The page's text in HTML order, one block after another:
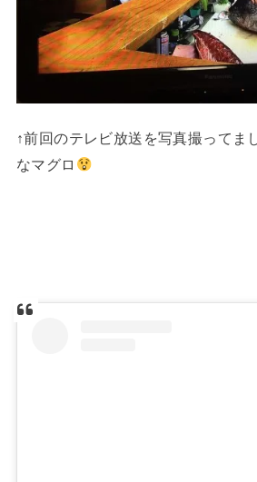
↑前回のテレビ放送を写真撮ってま
なマグロ